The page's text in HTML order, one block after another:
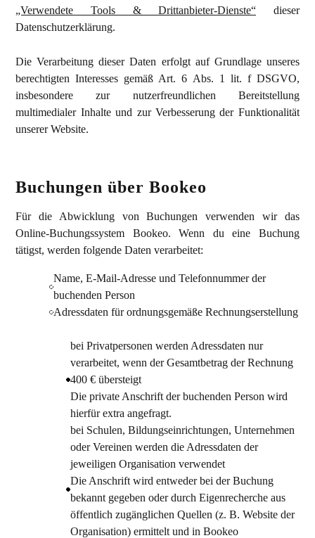
„Verwendete Tools & Drittanbieter-Dienste“ dieser
Datenschutzerklärung.
Die Verarbeitung dieser Daten erfolgt auf Grundlage unseres
berechtigten Interesses gemäß Art. 6 Abs. 1 lit. f DSGVO,
insbesondere zur nutzerfreundlichen Bereitstellung
multimedialer Inhalte und zur Verbesserung der Funktionalität
unserer Website.
Buchungen über Bookeo
Für die Abwicklung von Buchungen verwenden wir das
Online-Buchungssystem Bookeo. Wenn du eine Buchung
tätigst, werden folgende Daten verarbeitet:
Name, E-Mail-Adresse und Telefonnummer der
buchenden Person
Adressdaten für ordnungsgemäße Rechnungserstellung
bei Privatpersonen werden Adressdaten nur
verarbeitet, wenn der Gesamtbetrag der Rechnung
400 € übersteigt
Die private Anschrift der buchenden Person wird
hierfür extra angefragt.
bei Schulen, Bildungseinrichtungen, Unternehmen
oder Vereinen werden die Adressdaten der
jeweiligen Organisation verwendet
Die Anschrift wird entweder bei der Buchung
bekannt gegeben oder durch Eigenrecherche aus
öffentlich zugänglichen Quellen (z. B. Website der
Organisation) ermittelt und in Bookeo